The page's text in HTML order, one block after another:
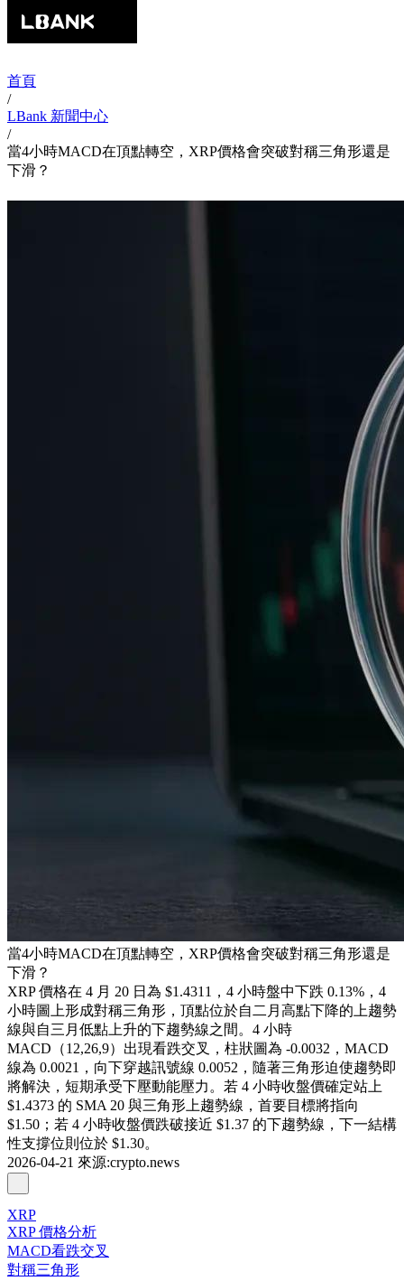
首頁
/
LBank 新聞中心
/
當4小時MACD在頂點轉空，XRP價格會突破對稱三角形還是
下滑？
當4小時MACD在頂點轉空，XRP價格會突破對稱三角形還是
下滑？
XRP 價格在 4 月 20 日為 $1.4311，4 小時盤中下跌 0.13%，4
小時圖上形成對稱三角形，頂點位於自二月高點下降的上趨勢
線與自三月低點上升的下趨勢線之間。4 小時
MACD（12,26,9）出現看跌交叉，柱狀圖為 -0.0032，MACD
線為 0.0021，向下穿越訊號線 0.0052，隨著三角形迫使趨勢即
將解決，短期承受下壓動能壓力。若 4 小時收盤價確定站上
$1.4373 的 SMA 20 與三角形上趨勢線，首要目標將指向
$1.50；若 4 小時收盤價跌破接近 $1.37 的下趨勢線，下一結構
性支撐位則位於 $1.30。
2026-04-21 來源:crypto.news
XRP
XRP 價格分析
MACD看跌交叉
對稱三角形